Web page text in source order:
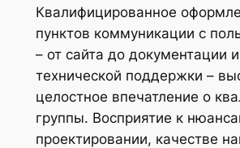
Квалифицированное
пунктов коммуникации с
– от сайта до документации и
технической поддержки –
целостное впечатление о
группы. Восприятие к
проектировании, качестве